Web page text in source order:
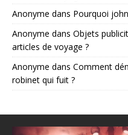
Anonyme dans Pourquoi
Anonyme dans Objets
articles de voyage ?
Anonyme dans Comment
robinet qui fuit ?